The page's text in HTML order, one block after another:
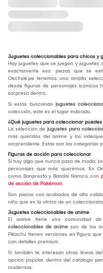
Juguetes coleccionables para chicos y
Hay juguetes que se juegan y juguetes
exactamente eso: piezas que se
Oechsle.pe tenemos una amplia
desde figuras de personajes icónicos
sorpresa dentro.
Si estás buscando juguetes
colección, este es el lugar indicado.
¿Qué juguetes para coleccionar
La selección de juguetes para
más queridos del anime y los
sorprendente. Estas son las categorías
Figuras de acción para coleccionar
Si hay algo que nunca pasa de moda,
personajes que más queremos. En
como Banpresto y Bandai Namco, con
de acción de Pokémon.
Son piezas con acabados de alta
niño que en la vitrina de un
Juguetes coleccionables de anime
El anime tiene una comunidad
coleccionables de anime son de los
Pikachu tienen versiones en figura
con detalles premium.
Si también te interesan otras líneas
opción popular dentro del catálogo
modernas.